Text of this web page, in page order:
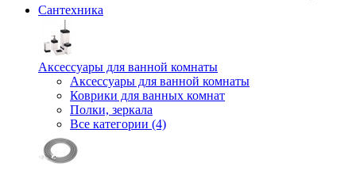
Сантехника
Аксессуары для ванной комнаты
Аксессуары для ванной комнаты
Коврики для ванных комнат
Полки, зеркала
Все категории (4)